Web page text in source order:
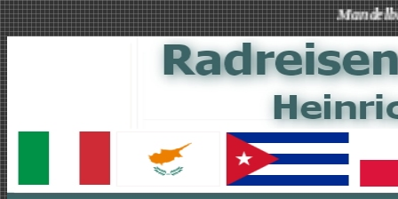
Mandelblüte